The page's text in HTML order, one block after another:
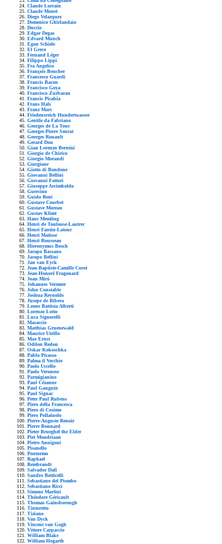
Claude Lorrain
Claude Monet
Diego Velazquez
Domenico Ghirlandaio
Duccio
Edgar Degas
Edvard Munch
Egon Schiele
El Greco
Fernand Léger
Filippo Lippi
Fra Angelico
François Boucher
Francesco Guardi
Francis Bacon
Francisco Goya
Francisco Zurbaran
Francis Picabia
Frans Hals
Franz Marc
Friedensreich Hundertwasser
Gentile da Fabriano
Georges de La Tour
Georges-Pierre Seurat
Georges Rouault
Gerard Dou
Gian Lorenzo Bernini
Giorgio de Chirico
Giorgio Morandi
Giorgione
Giotto di Bondone
Giovanni Bellini
Giovanni Fattori
Giuseppe Arcimboldo
Guercino
Guido Reni
Gustave Courbet
Gustave Moreau
Gustav Klimt
Hans Memling
Henri de Toulouse-Lautrec
Henri Fantin-Latour
Henri Matisse
Henri Rousseau
Hieronymus Bosch
Jacopo Bassano
Jacopo Bellini
Jan van Eyck
Jean-Baptiste-Camille Corot
Jean-Honoré Fragonard
Joan Mirò
Johannes Vermeer
John Constable
Joshua Reynolds
Jusepe de Ribera
Leone Battista Alberti
Lorenzo Lotto
Luca Signorelli
Masaccio
Matthias Gruenewald
Maurice Utrillo
Max Ernst
Odilon Redon
Oskar Kokoschka
Pablo Picasso
Palma il Vecchio
Paolo Uccello
Paolo Veronese
Parmigianino
Paul Cézanne
Paul Gauguin
Paul Signac
Peter Paul Rubens
Piero della Francesca
Piero di Cosimo
Piero Pollaiuolo
Pierre-Auguste Renoir
Pierre Bonnard
Pieter Brueghel the Elder
Piet Mondriaan
Pietro Annigoni
Pisanello
Pontormo
Raphael
Rembrandt
Salvador Dalì
Sandro Botticelli
Sebastiano del Piombo
Sebastiano Ricci
Simone Martini
Théodore Géricault
Thomas Gainsborough
Tintoretto
Tiziano
Van Dyck
Vincent van Gogh
Vittore Carpaccio
William Blake
William Hogarth